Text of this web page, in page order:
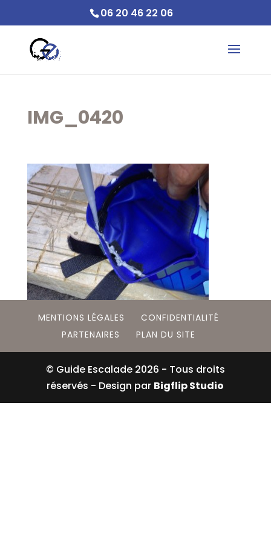
06 20 46 22 06
IMG_0420
MENTIONS LÉGALES
CONFIDENTIALITÉ
PARTENAIRES
PLAN DU SITE
© Guide Escalade 2026 - Tous droits
réservés - Design par Bigflip Studio